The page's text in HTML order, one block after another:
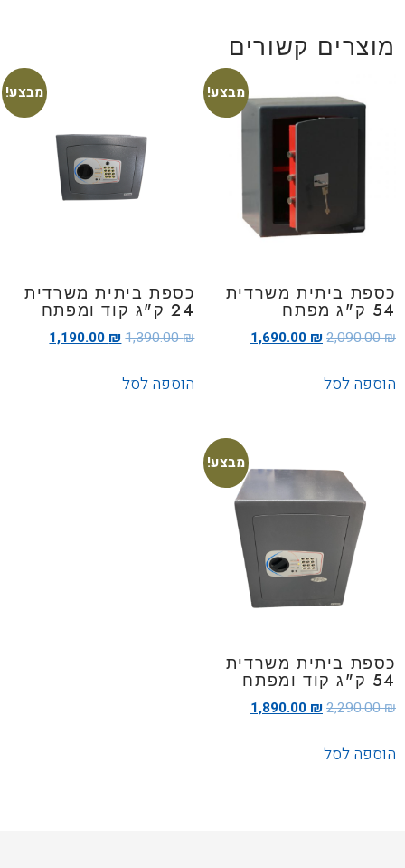
מוצרים קשורים
מבצע!
כספת ביתית משרדית
54 ק"ג מפתח
2,090.00₪
1,690.00 ₪
הוספה לסל
מבצע!
כספת ביתית משרדית
24 ק"ג קוד ומפתח
1,390.00₪
1,190.00 ₪
הוספה לסל
מבצע!
כספת ביתית משרדית
54 ק"ג קוד ומפתח
2,290.00₪
1,890.00 ₪
הוספה לסל